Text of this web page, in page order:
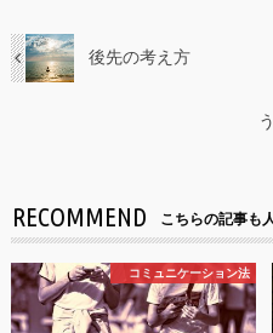
後先の考え方
RECOMMEND こちらの記事も
コミュニケーション法